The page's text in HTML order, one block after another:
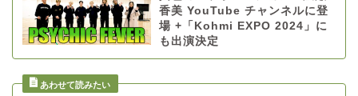
香美 YouTube チャンネルに登
場 +「Kohmi EXPO 2024」に
も出演決定